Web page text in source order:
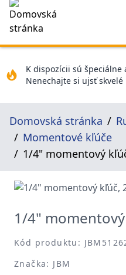
K dispozícii sú špeciálne
Nenechajte si ujsť skvelé
Domovská stránka
Momentové kľúče
1/4" momentový
1/4"
Kód produktu:
Značka: JBM